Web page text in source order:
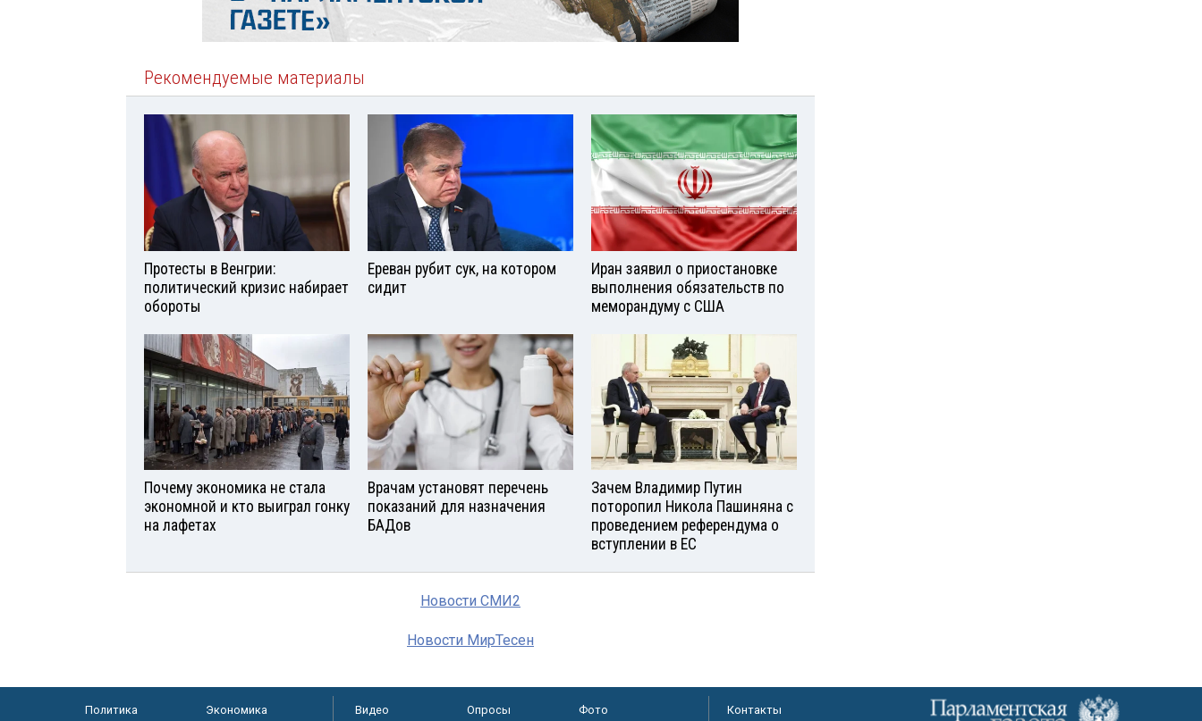
Рекомендуемые материалы
Протесты в Венгрии:
политический кризис набирает
обороты
Ереван рубит сук, на котором
сидит
Иран заявил о приостановке
выполнения обязательств по
меморандуму с США
Почему экономика не стала
экономной и кто выиграл гонку
на лафетах
Врачам установят перечень
показаний для назначения
БАДов
Зачем Владимир Путин
поторопил Никола Пашиняна с
проведением референдума о
вступлении в ЕС
Новости СМИ2
Новости МирТесен
Политика Экономика Видео Опросы Фото Контакты